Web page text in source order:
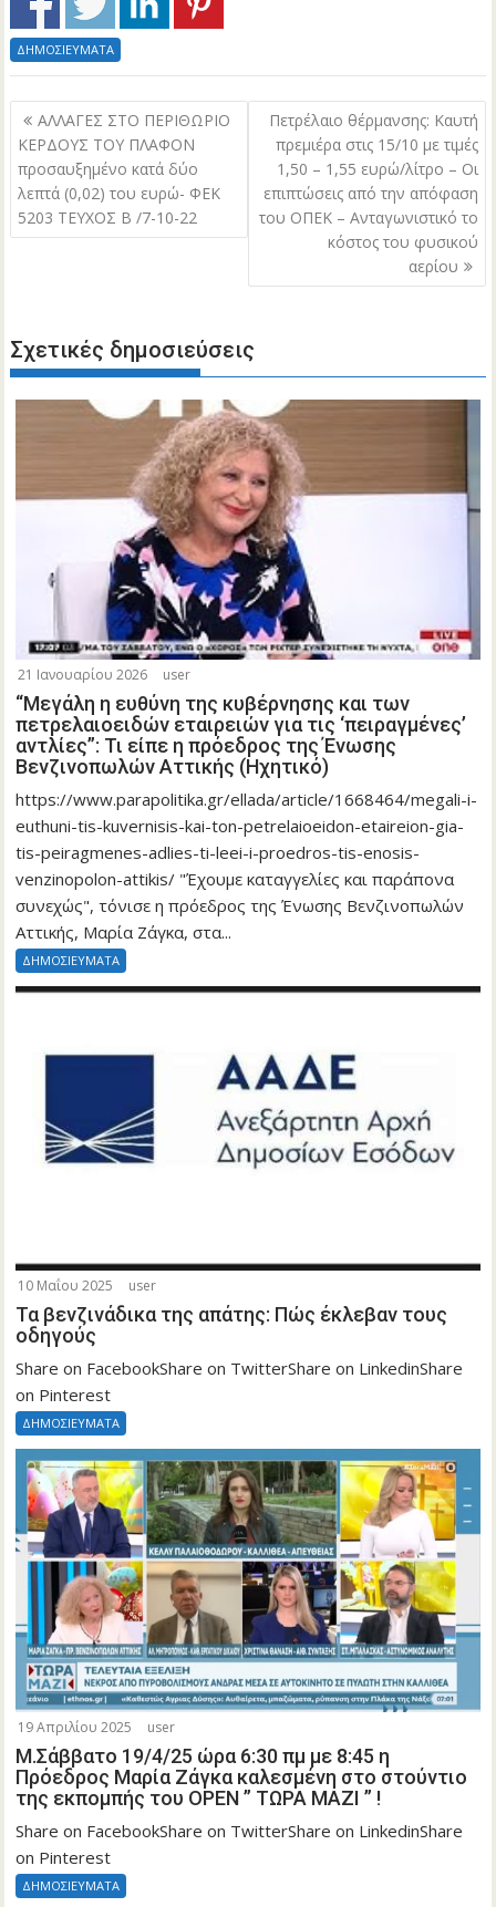
ΔΗΜΟΣΙΕΥΜΑΤΑ
Πλοήγηση
άρθρων
ΑΛΛΑΓΕΣ ΣΤΟ ΠΕΡΙΘΩΡΙΟ
ΚΕΡΔΟΥΣ ΤΟΥ ΠΛΑΦΟΝ
προσαυξημένο κατά δύο
λεπτά (0,02) του ευρώ- ΦΕΚ
5203 ΤΕΥΧΟΣ Β /7-10-22
Πετρέλαιο θέρμανσης: Καυτή
πρεμιέρα στις 15/10 με τιμές
1,50 – 1,55 ευρώ/λίτρο – Οι
επιπτώσεις από την απόφαση
του ΟΠΕΚ – Ανταγωνιστικό το
κόστος του φυσικού
αερίου
Σχετικές δημοσιεύσεις
21 Ιανουαρίου 2026 user
“Μεγάλη η ευθύνη της κυβέρνησης και των
πετρελαιοειδών εταιρειών για τις ‘πειραγμένες’
αντλίες”: Τι είπε η πρόεδρος της Ένωσης
Βενζινοπωλών Αττικής (Ηχητικό)
https://www.parapolitika.gr/ellada/article/1668464/megali-i-
euthuni-tis-kuvernisis-kai-ton-petrelaioeidon-etaireion-gia-
tis-peiragmenes-adlies-ti-leei-i-proedros-tis-enosis-
venzinopolon-attikis/ "Έχουμε καταγγελίες και παράπονα
συνεχώς", τόνισε η πρόεδρος της Ένωσης Βενζινοπωλών
Αττικής, Μαρία Ζάγκα, στα...
ΔΗΜΟΣΙΕΥΜΑΤΑ
10 Μαΐου 2025 user
Τα βενζινάδικα της απάτης: Πώς έκλεβαν τους
οδηγούς
Share on FacebookShare on TwitterShare on LinkedinShare
on Pinterest
ΔΗΜΟΣΙΕΥΜΑΤΑ
19 Απριλίου 2025 user
Μ.Σάββατο 19/4/25 ώρα 6:30 πμ με 8:45 η
Πρόεδρος Μαρία Ζάγκα καλεσμένη στο στούντιο
της εκπομπής του OPEN ” ΤΩΡΑ ΜΑΖΙ ” !
Share on FacebookShare on TwitterShare on LinkedinShare
on Pinterest
ΔΗΜΟΣΙΕΥΜΑΤΑ